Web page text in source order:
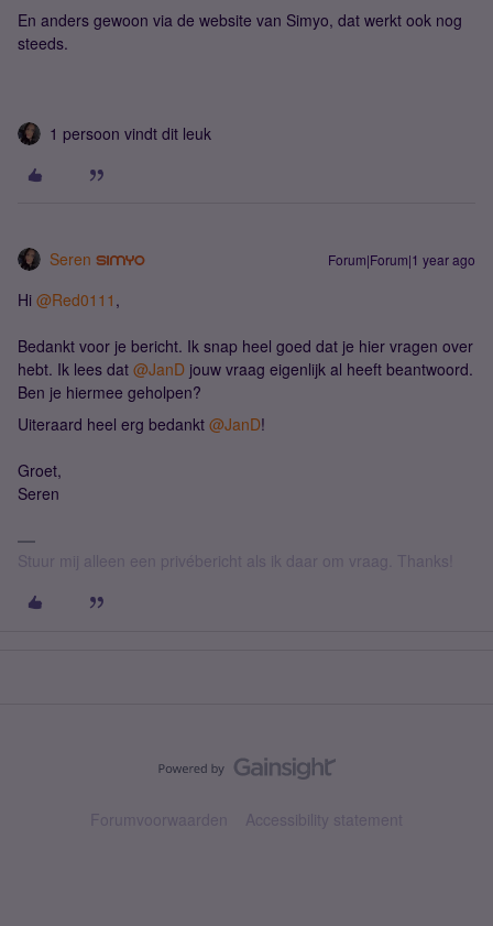
En anders gewoon via de website van Simyo, dat werkt ook nog
steeds.
1 persoon vindt dit leuk
Seren Forum|Forum|1 year ago
Hi ​ @Red0111 ,
Bedankt voor je bericht. Ik snap heel goed dat je hier vragen over
hebt. Ik lees dat ​ @JanD jouw vraag eigenlijk al heeft beantwoord.
Ben je hiermee geholpen?
Uiteraard heel erg bedankt ​ @JanD!
Groet,
Seren
Stuur mij alleen een privébericht als ik daar om vraag. Thanks!
Forumvoorwaarden Accessibility statement